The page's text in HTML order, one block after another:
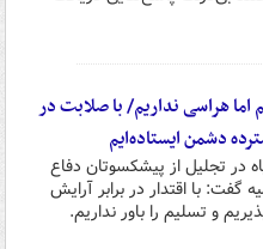
اما هراسی نداریم/ با صلابت در
دشمن ایستاده‌ایم
در تجلیل از پیشکسوتان دفاع
گفت: با اقتدار در برابر آرایش
و تسلیم را باور نداریم.